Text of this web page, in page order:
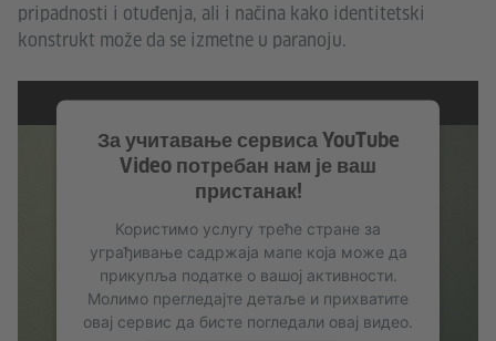
pripadnosti i otuđenja, ali i načina kako identitetski
konstrukt može da se izmetne u paranoju.
За учитавање сервиса YouTube
Video потребан нам је ваш
пристанак!
Користимо услугу треће стране за
уграђивање садржаја мапе која може да
прикупља податке о вашој активности.
Молимо прегледајте детаље и прихватите
овај сервис да бисте погледали овај видео.